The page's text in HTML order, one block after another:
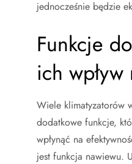
jednocześnie będzie
Funkcje
ich
Wiele klimatyzatorów
dodatkowe funkcje,
wpłynąć na
jest funkcja nawiewu.